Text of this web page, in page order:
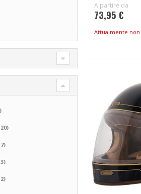
A partire da
73,95 €
Attualmente
20
7
3
2